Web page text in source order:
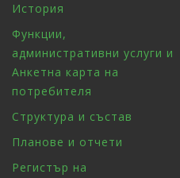
История
Функции,
административни услуги и
Анкетна карта на
потребителя
Структура и състав
Планове и отчети
Регистър на